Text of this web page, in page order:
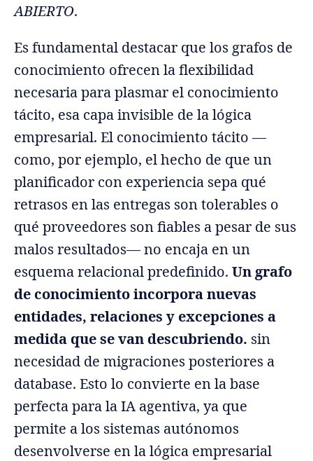
ABIERTO.
Es fundamental destacar que los grafos de
conocimiento ofrecen la flexibilidad
necesaria para plasmar el conocimiento
tácito, esa capa invisible de la lógica
empresarial. El conocimiento tácito —
como, por ejemplo, el hecho de que un
planificador con experiencia sepa qué
retrasos en las entregas son tolerables o
qué proveedores son fiables a pesar de sus
malos resultados— no encaja en un
esquema relacional predefinido.Un grafo
de conocimiento incorpora nuevas
entidades, relaciones y excepciones a
medida que se van descubriendo. sin
necesidad de migraciones posteriores a
database. Esto lo convierte en la base
perfecta para la IA agentiva, ya que
permite a los sistemas autónomos
desenvolverse en la lógica empresarial